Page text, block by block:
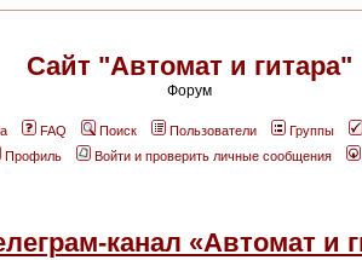
Сайт "Автомат и гитара"
Форум
FAQ Поиск Пользователи Группы
Профиль
Войти и проверить личные сообщения
канал «Автомат и